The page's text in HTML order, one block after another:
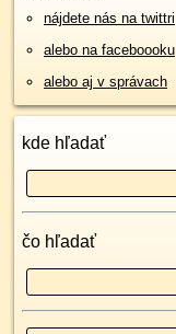
nájdete nás na twittri
alebo na faceboooku
alebo aj v správach
kde hľadať
čo hľadať